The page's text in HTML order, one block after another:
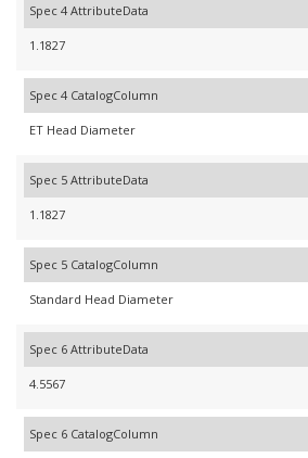
Spec 4 AttributeData
1.1827
Spec 4 CatalogColumn
ET Head Diameter
Spec 5 AttributeData
1.1827
Spec 5 CatalogColumn
Standard Head Diameter
Spec 6 AttributeData
4.5567
Spec 6 CatalogColumn